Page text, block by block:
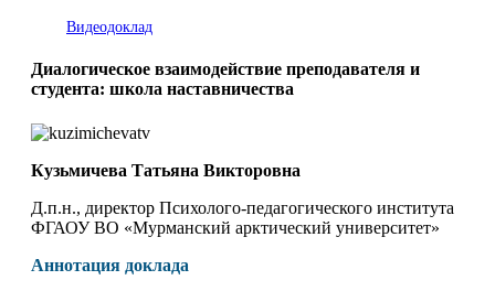
Видеодоклад
Диалогическое взаимодействие преподавателя и
студента: школа наставничества
Кузьмичева Татьяна Викторовна
Д.п.н., директор Психолого-педагогического института
ФГАОУ ВО «Мурманский арктический университет»
Аннотация доклада